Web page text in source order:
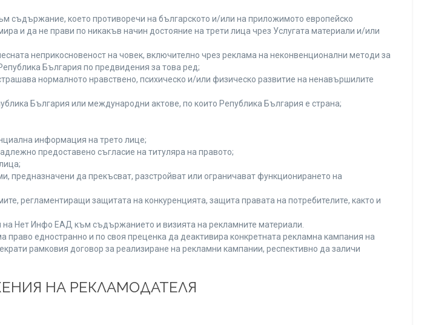
което противоречи на българското и/или на приложимото европейско
и да не прави по никакъв начин достояние на трети лица чрез Услугата материали и/или
неприкосновеност на човек, включително чрез реклама на неконвенционални методи за
България по предвидения за това ред;
нормалното нравствено, психическо и/или физическо развитие на ненавършилите
България или международни актове, по които Република България е страна;
информация на трето лице;
предоставено съгласие на титуляра на правото;
да прекъсват, разстройват или ограничават функционирането на
регламентиращи защитата на конкуренцията, защита правата на потребителите, както и
на Нет Инфо ЕАД към съдържанието и визията на рекламните материали.
едностранно и по своя преценка да деактивира конкретната рекламна кампания на
рамковия договор за реализиране на рекламни кампании, респективно да заличи
НА РЕКЛАМОДАТЕЛЯ